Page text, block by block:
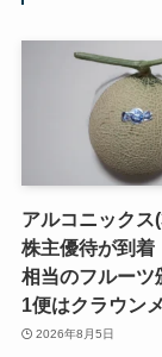
アルコニックス
株主優待が到着
相当のフルーツ
1便はクラウン
2026年8月5日